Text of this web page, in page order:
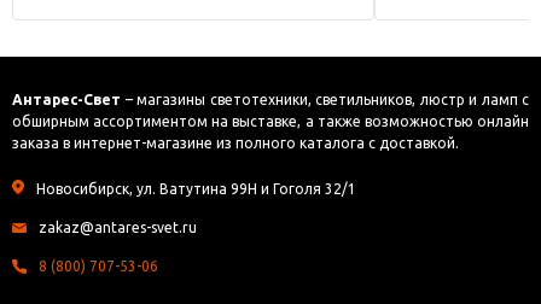
Антарес-Свет – магазины светотехники, светильников, люстр и ламп с
обширным ассортиментом на выставке, а также возможностью онлайн
заказа в интернет-магазине из полного каталога с доставкой.
Новосибирск, ул. Ватутина 99Н и Гоголя 32/1
zakaz@antares-svet.ru
8 (800) 707-53-06